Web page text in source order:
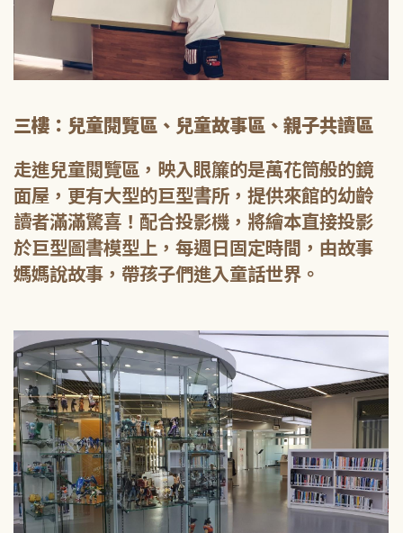
三樓：兒童閱覽區、兒童故事區、親子共讀區
走進兒童閱覽區，映入眼簾的是萬花筒般的鏡
面屋，更有大型的巨型書所，提供來館的幼齡
讀者滿滿驚喜！配合投影機，將繪本直接投影
於巨型圖書模型上，每週日固定時間，由故事
媽媽說故事，帶孩子們進入童話世界。